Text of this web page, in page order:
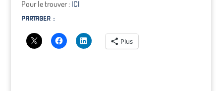
Pour le trouver : ICI
PARTAGER :
Plus